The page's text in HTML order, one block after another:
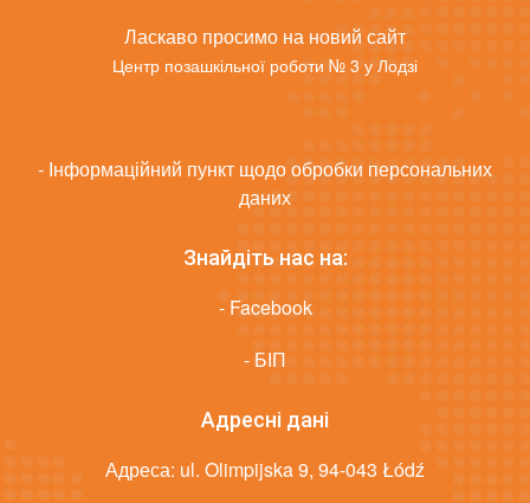
Ласкаво просимо на новий сайт
Центр позашкільної роботи № 3 у Лодзі
- Інформаційний пункт щодо обробки персональних
даних
Знайдіть нас на:
- Facebook
- БІП
Адресні дані
Адреса: ul. Olimpijska 9, 94-043 Łódź